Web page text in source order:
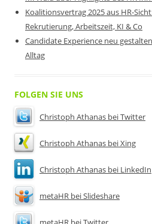
Koalitionsvertrag 2025 aus HR-
Rekrutierung, Arbeitszeit, KI & Co
Candidate Experience neu
Alltag
FOLGEN SIE UNS
Christoph Athanas bei Twitter
Christoph Athanas bei Xing
Christoph Athanas bei LinkedIn
metaHR bei Slideshare